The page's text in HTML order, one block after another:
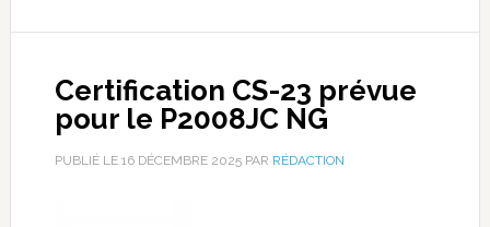
Certification CS-23 prévue
pour le P2008JC NG
PUBLIÉ LE 16 DÉCEMBRE 2025PAR RÉDACTION